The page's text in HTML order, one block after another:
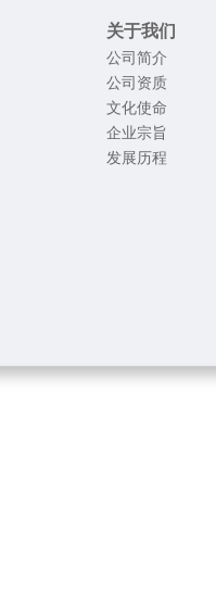
关于我们
公司简介
公司资质
文化使命
企业宗旨
发展历程